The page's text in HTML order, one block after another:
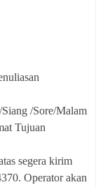
/Sore/Malam
Tujuan
segera kirim
Operator akan